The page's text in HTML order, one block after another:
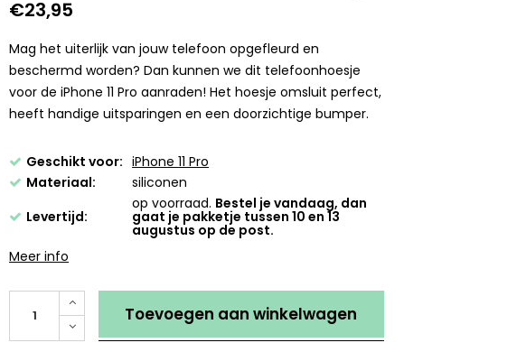
€23,95
Mag het uiterlijk van jouw telefoon opgefleurd en
beschermd worden? Dan kunnen we dit telefoonhoesje
voor de iPhone 11 Pro aanraden! Het hoesje omsluit perfect,
heeft handige uitsparingen en een doorzichtige bumper.
Geschikt voor: iPhone 11 Pro
Materiaal:
siliconen
Levertijd:
op voorraad. Bestel je vandaag, dan
gaat je pakketje tussen 10 en 13
augustus op de post.
Meer info
Toevoegen aan winkelwagen